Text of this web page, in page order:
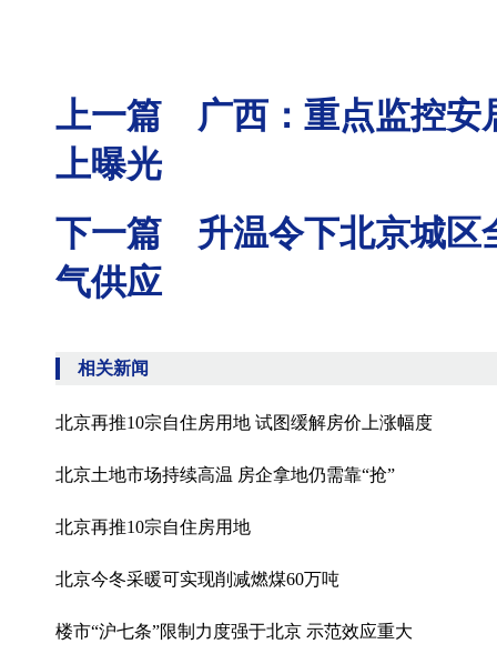
上一篇 广西：重点监控安
上曝光
下一篇 升温令下北京城区
气供应
相关新闻
北京再推10宗自住房用地 试图缓解房价上涨幅度
北京土地市场持续高温 房企拿地仍需靠“抢”
北京再推10宗自住房用地
北京今冬采暖可实现削减燃煤60万吨
楼市“沪七条”限制力度强于北京 示范效应重大